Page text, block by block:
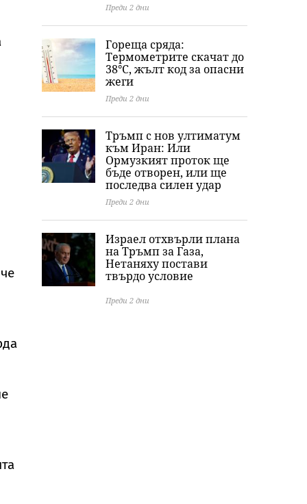
Преди 2 дни
Гореща сряда:
Термометрите скачат до
38°C, жълт код за опасни
жеги
Преди 2 дни
Тръмп с нов ултиматум
към Иран: Или
Ормузкият проток ще
бъде отворен, или ще
последва силен удар
Преди 2 дни
Израел отхвърли плана
на Тръмп за Газа,
Нетаняху постави
твърдо условие
Преди 2 дни